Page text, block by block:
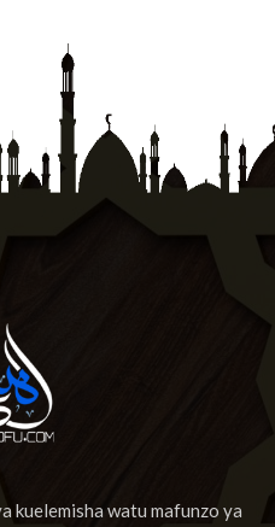
kuelemisha watu mafunzo ya